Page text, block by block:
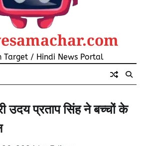
Target / Hindi News Portal
उदय प्रताप सिंह ने बच्चों के